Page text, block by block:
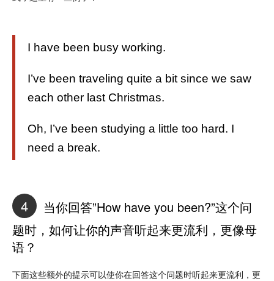
I have been busy working.
I’ve been traveling quite a bit since we saw
each other last Christmas.
Oh, I’ve been studying a little too hard. I
need a break.
4
当你回答”How have you been?”这个问
题时，如何让你的声音听起来更流利，更像母
语？
下面这些额外的提示可以使你在回答这个问题时听起来更流利，更